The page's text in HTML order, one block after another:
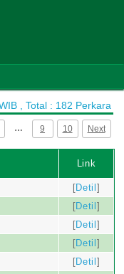
, Total : 182 Perkara
… 9 10 Next
Link
[Detil ]
[Detil ]
[Detil ]
[Detil ]
[Detil ]